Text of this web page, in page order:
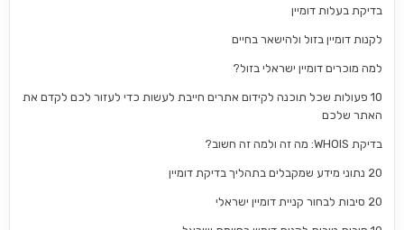
בדיקת בעלות דומיין
לקנות דומיין בזול ולהישאר בחיים
למה מוכרים דומיין ישראלי בזול?
10 פעולות שכל תוכנה לקידום אתרים חייבת לעשות כדי לעזור לכם לקדם את
האתר שלכם
בדיקת WHOIS: מה זה ולמה זה חשוב?
20 נתוני מידע שמקבלים בתהליך בדיקת דומיין
20 סיבות לבחור קניית דומיין ישראלי